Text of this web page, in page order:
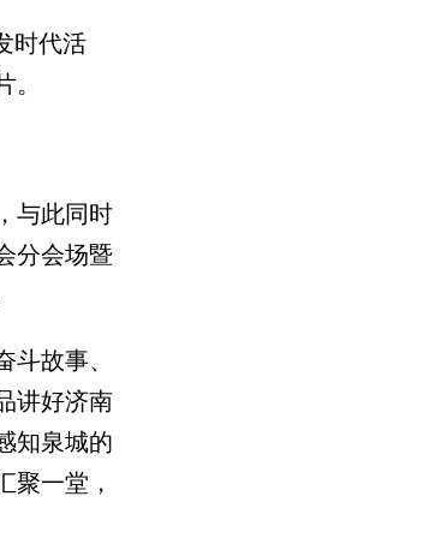
时代活
与此同时
分会场暨
故事、
讲好济南
知泉城的
聚一堂，